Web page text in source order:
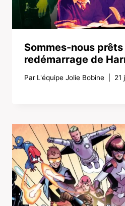
Sommes-nous
redémarrage de
Par L'équipe Jolie Bobine 21